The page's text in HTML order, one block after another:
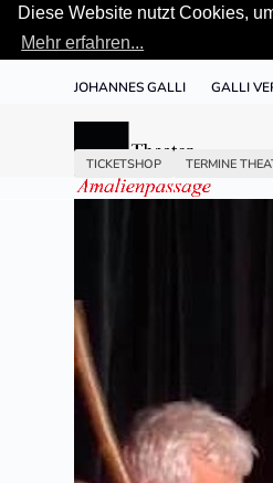
Diese Website nutzt Cookies,
Mehr erfahren...
JOHANNES GALLI GALLI
TICKETSHOP TERMINE